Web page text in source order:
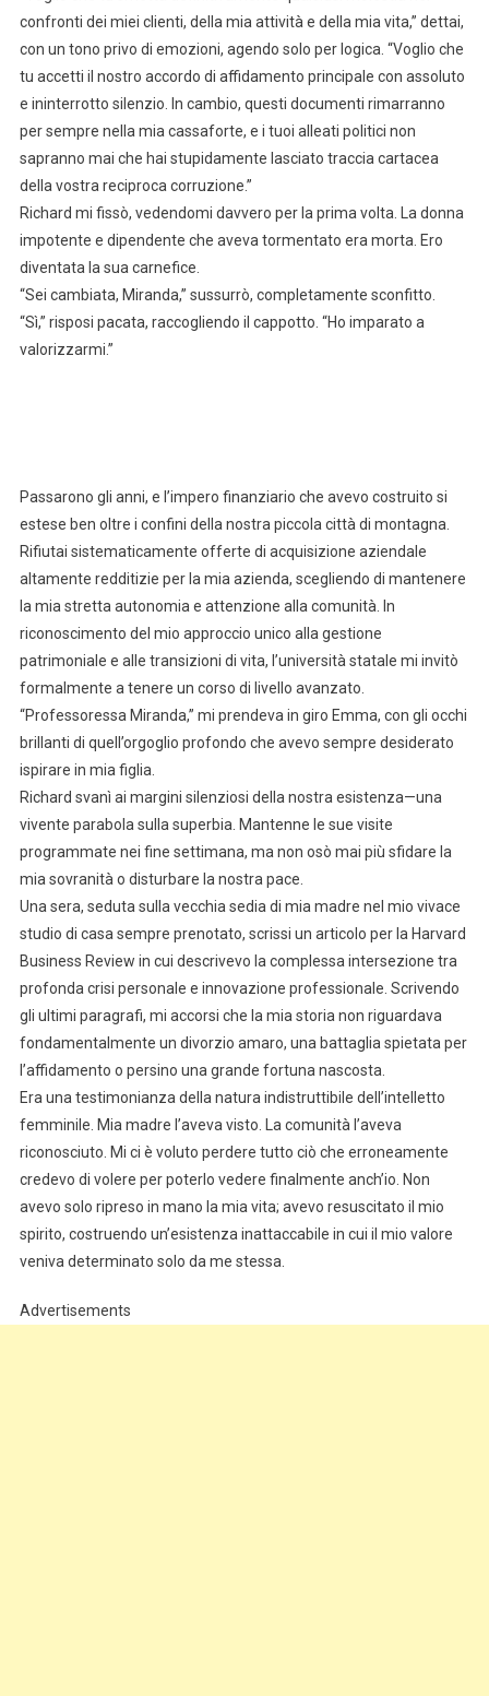
confronti dei miei clienti, della mia attività e della mia vita,” dettai,
con un tono privo di emozioni, agendo solo per logica. “Voglio che
tu accetti il nostro accordo di affidamento principale con assoluto
e ininterrotto silenzio. In cambio, questi documenti rimarranno
per sempre nella mia cassaforte, e i tuoi alleati politici non
sapranno mai che hai stupidamente lasciato traccia cartacea
della vostra reciproca corruzione.”
Richard mi fissò, vedendomi davvero per la prima volta. La donna
impotente e dipendente che aveva tormentato era morta. Ero
diventata la sua carnefice.
“Sei cambiata, Miranda,” sussurrò, completamente sconfitto.
“Sì,” risposi pacata, raccogliendo il cappotto. “Ho imparato a
valorizzarmi.”
Passarono gli anni, e l’impero finanziario che avevo costruito si
estese ben oltre i confini della nostra piccola città di montagna.
Rifiutai sistematicamente offerte di acquisizione aziendale
altamente redditizie per la mia azienda, scegliendo di mantenere
la mia stretta autonomia e attenzione alla comunità. In
riconoscimento del mio approccio unico alla gestione
patrimoniale e alle transizioni di vita, l’università statale mi invitò
formalmente a tenere un corso di livello avanzato.
“Professoressa Miranda,” mi prendeva in giro Emma, con gli occhi
brillanti di quell’orgoglio profondo che avevo sempre desiderato
ispirare in mia figlia.
Richard svanì ai margini silenziosi della nostra esistenza—una
vivente parabola sulla superbia. Mantenne le sue visite
programmate nei fine settimana, ma non osò mai più sfidare la
mia sovranità o disturbare la nostra pace.
Una sera, seduta sulla vecchia sedia di mia madre nel mio vivace
studio di casa sempre prenotato, scrissi un articolo per la Harvard
Business Review in cui descrivevo la complessa intersezione tra
profonda crisi personale e innovazione professionale. Scrivendo
gli ultimi paragrafi, mi accorsi che la mia storia non riguardava
fondamentalmente un divorzio amaro, una battaglia spietata per
l’affidamento o persino una grande fortuna nascosta.
Era una testimonianza della natura indistruttibile dell’intelletto
femminile. Mia madre l’aveva visto. La comunità l’aveva
riconosciuto. Mi ci è voluto perdere tutto ciò che erroneamente
credevo di volere per poterlo vedere finalmente anch’io. Non
avevo solo ripreso in mano la mia vita; avevo resuscitato il mio
spirito, costruendo un’esistenza inattaccabile in cui il mio valore
veniva determinato solo da me stessa.
Advertisements